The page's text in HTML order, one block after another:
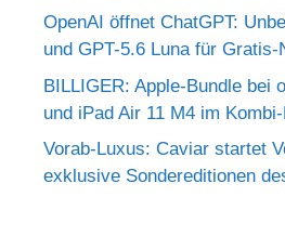
OpenAI öffnet ChatGPT:
und GPT-5.6 Luna für Gratis-
BILLIGER: Apple-Bundle bei
und iPad Air 11 M4 im
Vorab-Luxus: Caviar startet
exklusive Sondereditionen